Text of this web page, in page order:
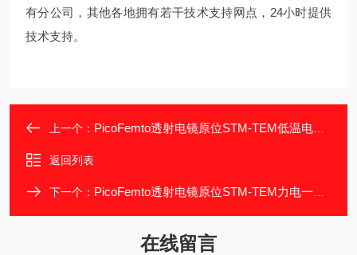
有分公司，其他各地拥有若干技术支持网点，24小时提供
技术支持。
上一个： PicoFemto透射电镜原位STM-TEM低温电学测量
返回列表
下一个： PicoFemto透射电镜原位STM-TEM力电一体测量
在线留言